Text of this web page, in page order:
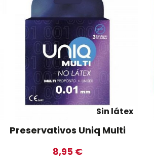
Sin látex
Preservativos Uniq Multi
8,95 €